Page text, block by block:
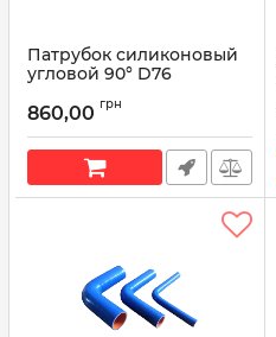
Патрубок силиконовый
угловой 90° D76
Артикул: 90° D76 L200*200
860,00 грн